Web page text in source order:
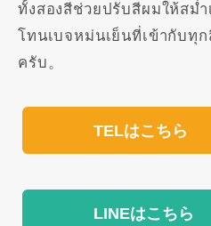
ทั้งสองสีช่วยปรับสีผมให้สม่
โทนเบจหม่นเย็นที่เข้ากับทุ
ครับ。
TELはこちら
LINEはこちら